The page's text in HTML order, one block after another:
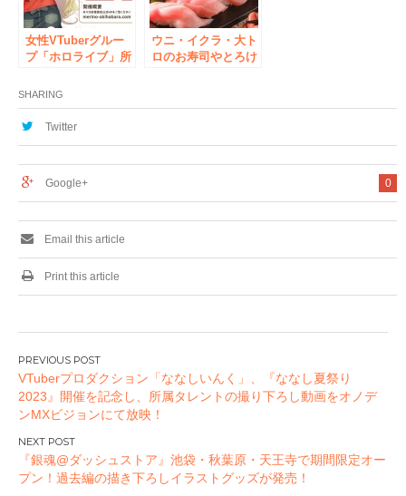
いたします。
女性VTuberグルー
プ「ホロライブ」所
と、ラムしゃぶ食べ
放題「めり乃」のコ
ラボが決定！
ウニ・イクラ・大ト
ロのお寿司やとろけ
しめる！「寿司食べ
SHARING
Twitter
0
Google+
Email this article
Print this article
投
稿
ナ
ビ
ゲ
ー
VTuberプロダクション「ななしいんく」、『ななし夏祭り
2023』開催を記念し、所属タレントの撮り下ろし動画をオノデ
ンMXビジョンにて放映！
『銀魂@ダッシュストア』池袋・秋葉原・天王寺で期間限定オー
プン！過去編の描き下ろしイラストグッズが発売！